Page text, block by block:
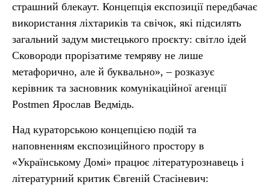
страшний блекаут. Концепція експозиції передбачає
використання ліхтариків та свічок, які підсилять
загальний задум мистецького проєкту: світло ідей
Сковороди прорізатиме темряву не лише
метафорично, але й буквально», – розказує
керівник та засновник комунікаційної агенції
Postmen Ярослав Ведмідь.
Над кураторською концепцією подій та
наповненням експозиційного простору в
«Українському Домі» працює літературознавець і
літературний критик Євгеній Стасіневич: